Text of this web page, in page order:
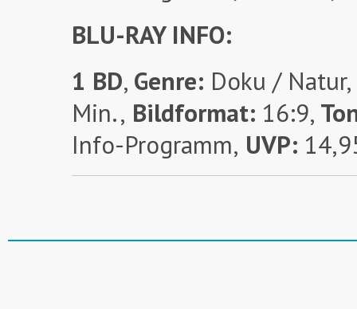
BLU-RAY INFO:
1 BD, Genre: Doku / Natur,
Min., Bildformat: 16:9,
Info-Programm, UVP: